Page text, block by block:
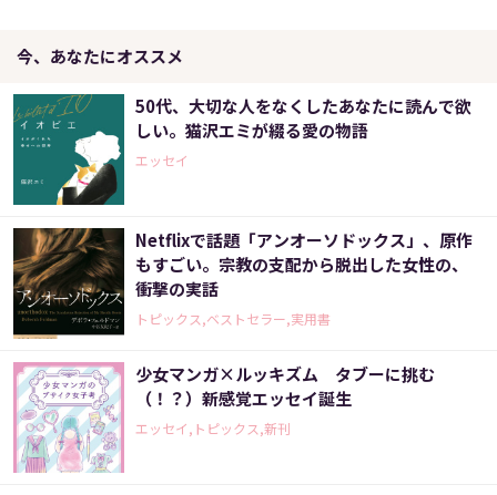
今、あなたにオススメ
50代、大切な人をなくしたあなたに読んで欲
しい。猫沢エミが綴る愛の物語
エッセイ
Netflixで話題「アンオーソドックス」、原作
もすごい。宗教の支配から脱出した女性の、
衝撃の実話
トピックス,ベストセラー,実用書
少女マンガ×ルッキズム タブーに挑む
（！？）新感覚エッセイ誕生
エッセイ,トピックス,新刊